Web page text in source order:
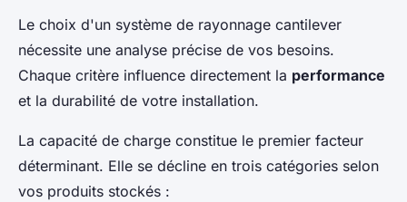
Le choix d'un système de rayonnage cantilever
nécessite une analyse précise de vos besoins.
Chaque critère influence directement la performance
et la durabilité de votre installation.
La capacité de charge constitue le premier facteur
déterminant. Elle se décline en trois catégories selon
vos produits stockés :